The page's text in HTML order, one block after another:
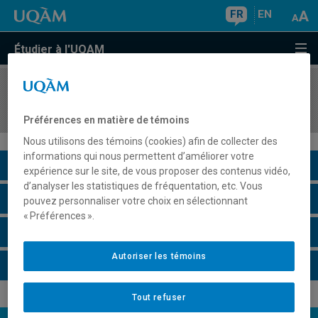
FR EN
Étudier à l'UQAM
COURS//
Description du cours
Horaire - Été 2026
Préférences en matière de témoins
Nous utilisons des témoins (cookies) afin de collecter des
informations qui nous permettent d’améliorer votre
expérience sur le site, de vous proposer des contenus vidéo,
d’analyser les statistiques de fréquentation, etc. Vous
pouvez personnaliser votre choix en sélectionnant
« Préférences ».
Tout refuser
Autoriser les témoins